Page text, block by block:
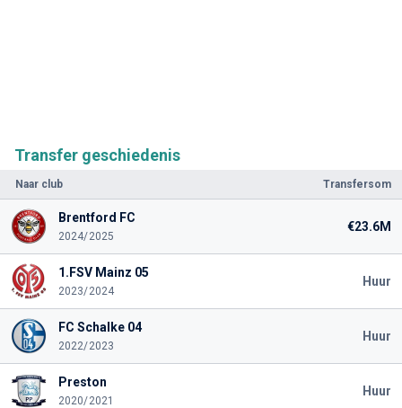
Transfer geschiedenis
Naar club Transfersom
Brentford FC
2024/2025
€23.6M
1.FSV Mainz 05
2023/2024
Huur
FC Schalke 04
2022/2023
Huur
Preston
2020/2021
Huur